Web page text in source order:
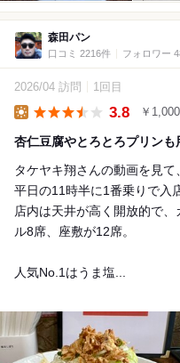
森田パン
口コミ 2216件 フォロワー
2026/04 訪問 1回目
3.8 ￥
杏仁豆腐やとろとろプリンも
タケヤキ翔さんの動画を見て
平日の11時半に1番乗りで入
店内は天井が高く開放的で
ル8席、座敷が12席。
人気No.1はうま塩...